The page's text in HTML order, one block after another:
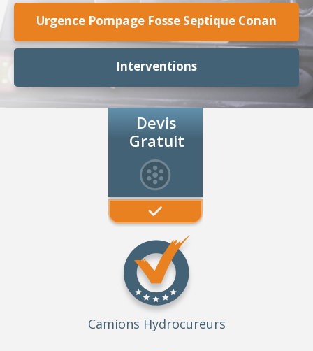
Urgence Pompage Fosse Septique Conan
Interventions
Devis
Gratuit
Camions Hydrocureurs